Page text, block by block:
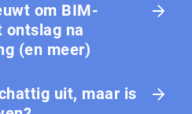
om BIM-
ontslag na
(en meer)
uit, maar is